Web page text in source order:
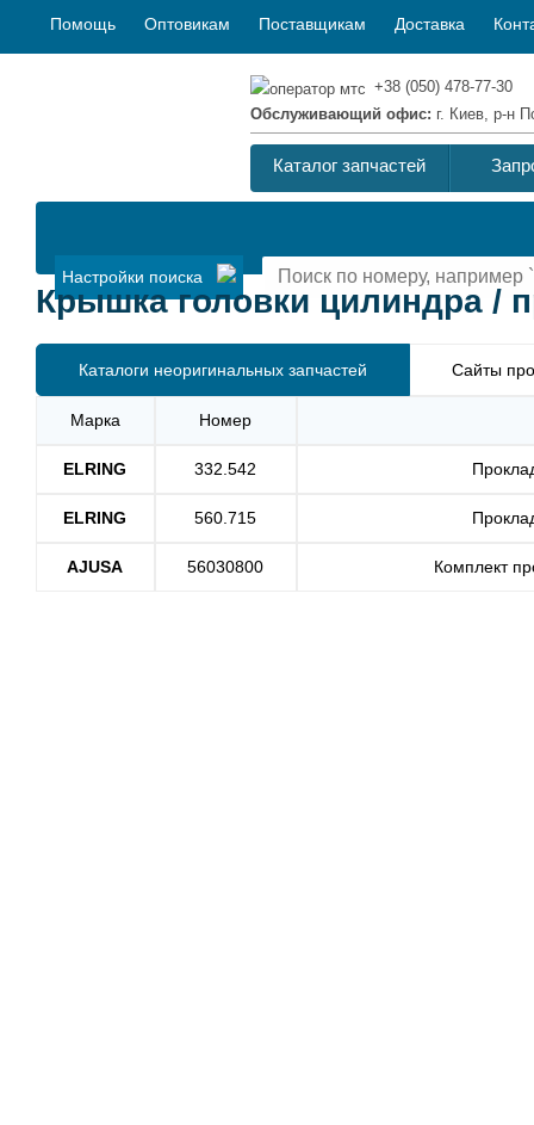
Помощь Оптовикам Поставщикам Доставка
+38 (050) 478-77-30
Обслуживающий офис: г. Киев, р-н
Каталог запчастей
Настройки поиска
Крышка головки цилиндра /
Каталоги неоригинальных запчастей Сайты
Марка Номер
ELRING 332.542
ELRING 560.715
AJUSA 56030800 Комплект